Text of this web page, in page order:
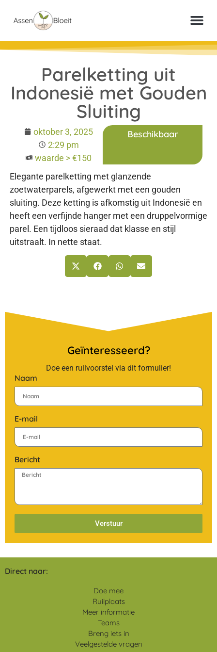
Parelketting uit
Indonesië met Gouden
Sluiting
Beschikbaar
oktober 3, 2025
2:29 pm
waarde > €150
Elegante parelketting met glanzende
zoetwaterparels, afgewerkt met een gouden
sluiting. Deze ketting is afkomstig uit Indonesië en
heeft een verfijnde hanger met een druppelvormige
parel. Een tijdloos sieraad dat klasse en stijl
uitstraalt. In nette staat.
Geïnteresseerd?
Doe een ruilvoorstel via dit formulier!
Naam
E-mail
Bericht
Verstuur
Direct naar:
Doe mee
Ruilplaats
Meer informatie
Teams
Breng iets in
Veelgestelde vragen